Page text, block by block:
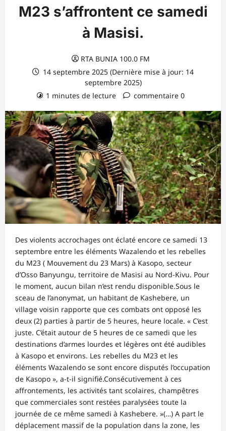
M23 s’affrontent ce samedi
à Masisi.
RTA BUNIA 100.0 FM
14 septembre 2025 (Dernière mise à jour: 14
septembre 2025)
1 minutes de lecture
commentaire 0
Des violents accrochages ont éclaté encore ce samedi 13
septembre entre les éléments Wazalendo et les rebelles
du M23 ( Mouvement du 23 Mars) à Kasopo, secteur
d’Osso Banyungu, territoire de Masisi au Nord-Kivu. Pour
le moment, aucun bilan n’est rendu disponible.Sous le
sceau de l’anonymat, un habitant de Kashebere, un
village voisin rapporte que ces combats ont opposé les
deux (2) parties à partir de 5 heures, heure locale. « C’est
juste. C’était autour de 5 heures de ce samedi que les
destinations d’armes lourdes et légères ont été audibles
à Kasopo et environs. Les rebelles du M23 et les
éléments Wazalendo se sont encore disputés l’occupation
de Kasopo », a-t-il signifié.Consécutivement à ces
affrontements, les activités tant scolaires, champêtres
que commerciales sont restées paralysées toute la
journée de ce même samedi à Kashebere. »(…) A part le
déplacement massif de la population dans la zone, les